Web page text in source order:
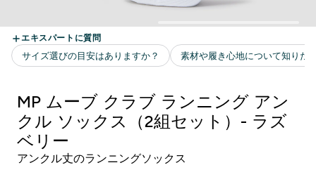
MP ムーブ クラブ ランニング アン
クル ソックス（2組セット）- ラズ
ベリー
アンクル丈のランニングソックス